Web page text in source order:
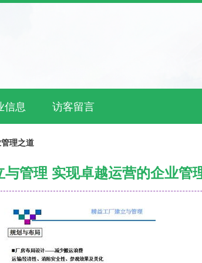
信息 访客留言
理之道
与管理 实现卓越运营的企业管